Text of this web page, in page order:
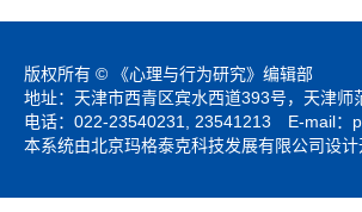
版权所有 © 《心理与行为研究》编辑部
地址：天津市西青区宾水西道393号，天津
电话：022-23540231, 23541213 E-mail：
本系统由北京玛格泰克科技发展有限公司设计